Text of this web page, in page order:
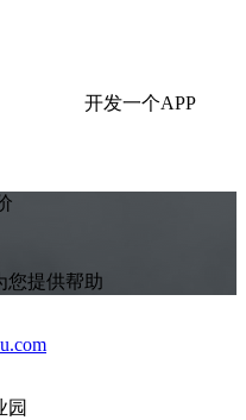
开发一个APP
您提供帮助
园